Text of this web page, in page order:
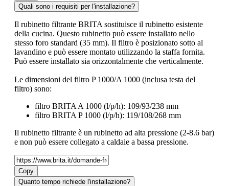
Quali sono i requisiti per l'installazione?
Il rubinetto filtrante BRITA sostituisce il rubinetto esistente
della cucina. Questo rubinetto può essere installato nello
stesso foro standard (35 mm). Il filtro è posizionato sotto al
lavandino e può essere montato utilizzando la staffa fornita.
Può essere installato sia orizzontalmente che verticalmente.
Le dimensioni del filtro P 1000/A 1000 (inclusa testa del
filtro) sono:
filtro BRITA A 1000 (l/p/h): 109/93/238 mm
filtro BRITA P 1000 (l/p/h): 119/108/268 mm
Il rubinetto filtrante è un rubinetto ad alta pressione (2-8.6 bar)
e non può essere collegato a caldaie a bassa pressione.
Copy
Quanto tempo richiede l'installazione?